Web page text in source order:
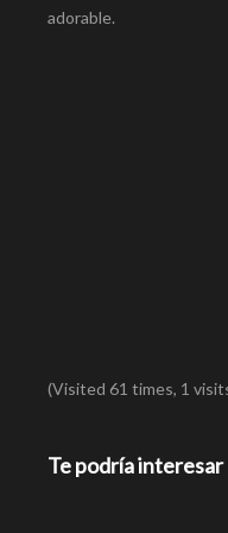
adorable.
(Visited 61 times, 1
Te podría interesar